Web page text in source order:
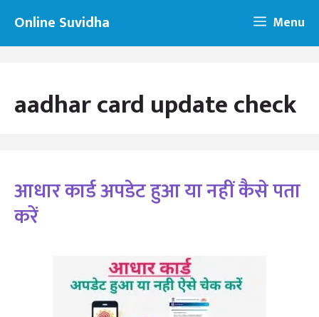
content
Online Suvidha Menu
aadhar card update check
आधार कार्ड अपडेट हुआ या नहीं कैसे पता
करें